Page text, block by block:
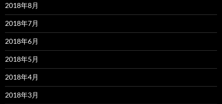
2018年8月
2018年7月
2018年6月
2018年5月
2018年4月
2018年3月